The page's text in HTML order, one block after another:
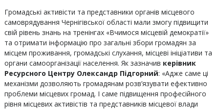
Громадські активісти та представники органів місцевого
самоврядування Чернігівської області мали змогу підвищити
свій рівень знань на тренінгах «Вчимося місцевій демократії»
та отримати інформацію про загальні збори громадян за
місцем проживання, громадські слухання, місцеві ініціативи та
органи самоорганізації населення. Як зазначив керівник
Ресурсного Центру Олександр Підгорний: «Адже саме ці
механізми дозволяють громадянам розв’язувати ефективно
проблеми місцевих громад. І саме підвищення професійного
рівня місцевих активістів та представників місцевої влади